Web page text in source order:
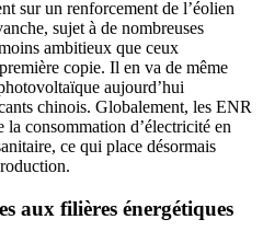
sur un renforcement de l’éolien
sujet à de nombreuses
ambitieux que ceux
copie. Il en va de même
aujourd’hui
chinois. Globalement, les ENR
la consommation d’électricité en
ce qui place désormais
aux filières énergétiques